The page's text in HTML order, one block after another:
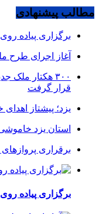
مطالب پیشنهادی
برگزاری پیاده روی اربعین
آغاز اجرای طرح
۳۰۰ هکتار ملک
قرار گرفت
یزد؛ پیشتاز
استان یزد
برقراری پرواز‌های
برگزاری پیاده روی اربعین